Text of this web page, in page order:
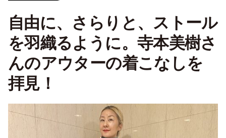
自由に、さらりと、ストール
を羽織るように。寺本美樹さ
んのアウターの着こなしを
拝見！